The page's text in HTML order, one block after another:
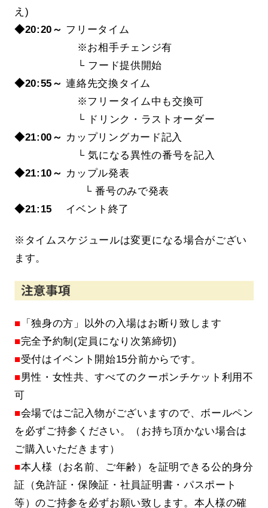
え)
◆20:20～ フリータイム
※お相手チェンジ有
└ フード提供開始
◆20:55～ 連絡先交換タイム
※フリータイム中も交換可
└ ドリンク・ラストオーダー
◆21:00～ カップリングカード記入
└ 気になる異性の番号を記入
◆21:10～ カップル発表
└ 番号のみで発表
◆21:15 イベント終了
※タイムスケジュールは変更になる場合がござい
ます。
■ 「独身の方」以外の入場はお断り致します
■完全予約制(定員になり次第締切)
■受付はイベント開始15分前からです。
■男性・女性共、すべてのクーポンチケット利用不
可
■会場ではご記入物がございますので、ボールペン
を必ずご持参ください。（お持ち頂かない場合は
ご購入いただきます）
■本人様（お名前、ご年齢）を証明できる公的身分
証（免許証・保険証・社員証明書・パスポート
等）のご持参を必ずお願い致します。本人様の確